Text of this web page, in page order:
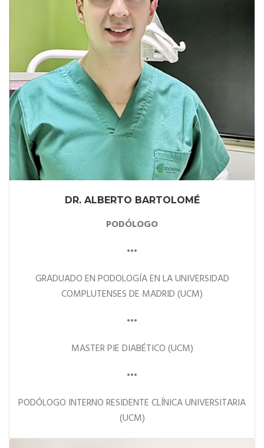
DR. ALBERTO BARTOLOMÉ
PODÓLOGO
•••
GRADUADO EN PODOLOGÍA EN LA UNIVERSIDAD
COMPLUTENSES DE MADRID (UCM)
•••
MASTER PIE DIABÉTICO (UCM)
•••
PODÓLOGO INTERNO RESIDENTE CLÍNICA UNIVERSITARIA
(UCM)